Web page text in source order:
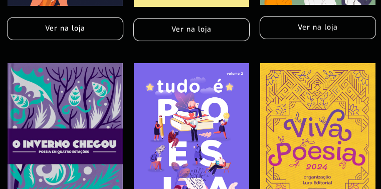
Ver na loja Ver na loja Ver na loja